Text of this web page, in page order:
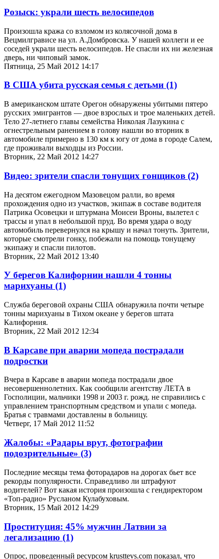
Розыск: украли шесть велосипедов
Произошла кража со взломом из колясочной дома в
Вецмилгрависе на ул. А.Домбровска. У нашей коллеги и ее
соседей украли шесть велосипедов. Не спасли их ни железная
дверь, ни чиповый замок.
Пятница, 25 Май 2012 14:17
В США убита русская семья с детьми (1)
В американском штате Орегон обнаружены убитыми пятеро
русских эмигрантов — двое взрослых и трое маленьких детей.
Тело 27-летнего главы семейства Николая Лазукина с
огнестрельным ранением в голову нашли во вторник в
автомобиле примерно в 130 км к югу от дома в городе Салем,
где проживали выходцы из России.
Вторник, 22 Май 2012 14:27
Видео: зрители спасли тонущих гонщиков (2)
На десятом ежегодном Мазовецом ралли, во время
прохождения одно из участков, экипаж в составе водителя
Патрика Осовецки и штурмана Моисеи Вроны, вылетел с
трассы и упал в небольшой пруд. Во время удара о воду
автомобиль перевернулся на крышу и начал тонуть. Зрители,
которые смотрели гонку, побежали на помощь тонущему
экипажу и спасли пилотов.
Вторник, 22 Май 2012 13:40
У берегов Калифорнии нашли 4 тонны
марихуаны (1)
Служба береговой охраны США обнаружила почти четыре
тонны марихуаны в Тихом океане у берегов штата
Калифорния.
Вторник, 22 Май 2012 12:34
В Карсаве при аварии мопеда пострадали
подростки
Вчера в Карсаве в аварии мопеда пострадали двое
несовершеннолетних. Как сообщили агентству ЛЕТА в
Госполиции, мальчики 1998 и 2003 г. рожд. не справились с
управлением транспортным средством и упали с мопеда.
Братья с травмами доставлены в больницу.
Четверг, 17 Май 2012 11:52
Жалобы: «Радары врут, фотографии
подозрительные» (3)
Последние месяцы тема фоторадаров на дорогах бьет все
рекорды популярности. Справедливо ли штрафуют
водителей? Вот какая история произошла с гендиректором
«Топ-радио» Русланом Кулабуховым.
Вторник, 15 Май 2012 14:29
Проституция: 45% мужчин Латвии за
легализацию (1)
Опрос, проведенный ресурсом krusttevs.com показал, что